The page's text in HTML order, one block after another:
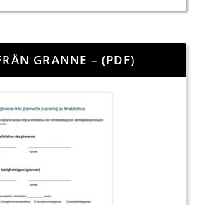
GRANNE – (PDF)